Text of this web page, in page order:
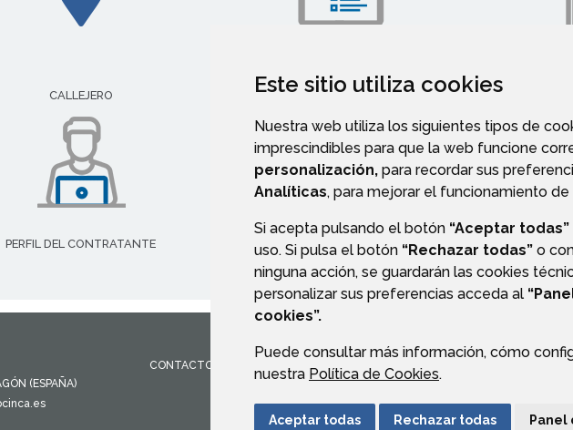
Este sitio utiliza cookies
Nuestra web utiliza los siguientes tipos de
imprescindibles para que la web funcione
personalización, para recordar sus
Analíticas, para mejorar el funcionamiento
Si acepta pulsando el botón “Aceptar todas”
uso. Si pulsa el botón “Rechazar todas” o
ninguna acción, se guardarán las cookies
personalizar sus preferencias acceda al
cookies”.
Puede consultar más información, cómo
nuestra Política de Cookies.
Aceptar todas Rechazar todas Panel
CALLEJERO
IMPRESOS E INSTANCIAS
PERFIL DEL CONTRATANTE
(ESPAÑA)
CONTACTO AVISO LEGAL PROTECCIÓN DE DATOS